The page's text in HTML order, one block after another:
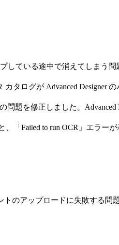
している途中で消えてしまう
タログが Advanced Designer
題を修正しました。Advanced
、「Failed to run OCR」エラー
トのアップロードに失敗する問